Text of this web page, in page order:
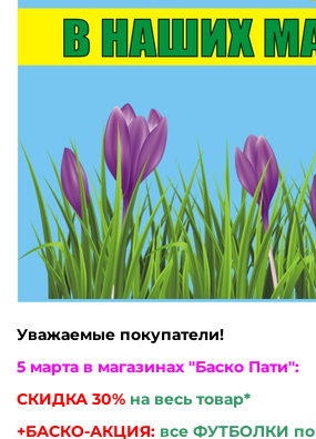
Уважаемые покупатели!
5 марта в магазинах "Баско Пати":
СКИДКА 30% на весь товар*
+БАСКО-АКЦИЯ: все ФУТБОЛКИ по